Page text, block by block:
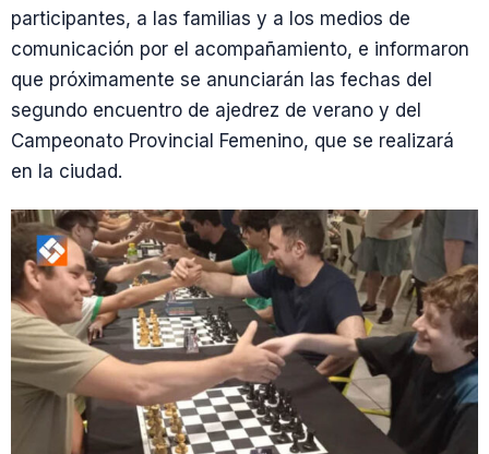
participantes, a las familias y a los medios de
comunicación por el acompañamiento, e informaron
que próximamente se anunciarán las fechas del
segundo encuentro de ajedrez de verano y del
Campeonato Provincial Femenino, que se realizará
en la ciudad.